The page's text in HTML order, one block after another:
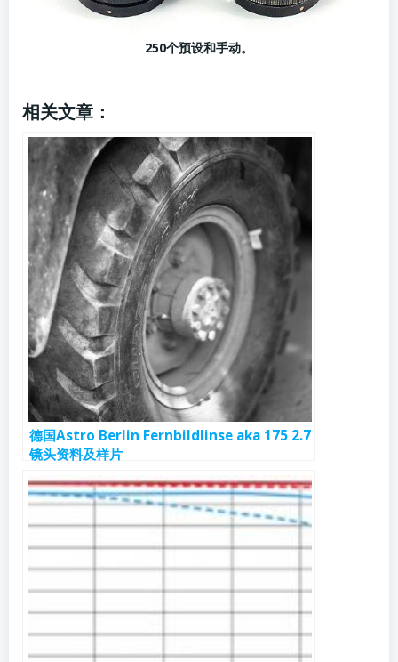
250个预设和手动。
相关文章：
德国Astro Berlin Fernbildlinse aka 175 2.7
镜头资料及样片